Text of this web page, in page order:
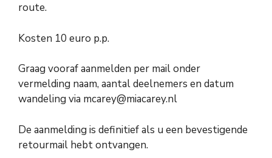
route.
Kosten 10 euro p.p.
Graag vooraf aanmelden per mail onder
vermelding naam, aantal deelnemers en datum
wandeling via mcarey@miacarey.nl
De aanmelding is definitief als u een bevestigende
retourmail hebt ontvangen.